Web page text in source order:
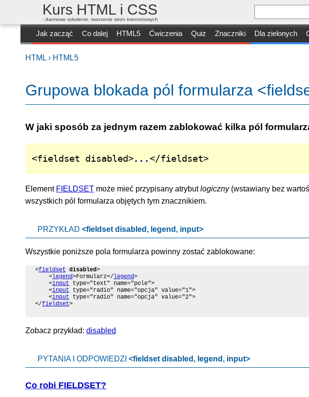
Kurs HTML i CSS
- darmowe szkolenie: tworzenie stron internetowych
Jak zacząć Co dalej HTML5 Ćwiczenia Quiz Znaczniki Dla zielonych
HTML › HTML5
Grupowa blokada pól formularza
W jaki sposób za jednym razem zablokować kilka pól
<fieldset disabled>...</fieldset>
Element FIELDSET może mieć przypisany atrybutlogiczny(wstawiany bez
wszystkich pól formularza objętych tym znacznikiem.
PRZYKŁAD <fieldset disabled, legend, input>
Wszystkie poniższe pola formularza powinny zostać zablokowane:
<fieldset disabled>
	<
legend>Formularz</ legend>
	<
input type="text" name="pole">
	<
input type="radio" name="opcja" value="1">
	<
input type="radio" name="opcja" value="2">
</fieldset>
Zobacz przykład: disabled
PYTANIA I ODPOWIEDZI <fieldset disabled, legend, input>
Co robi FIELDSET?